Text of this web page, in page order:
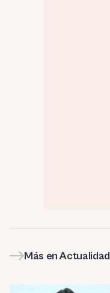
Más en Actualidad